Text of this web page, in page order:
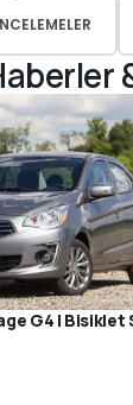
G4 | Bisiklet